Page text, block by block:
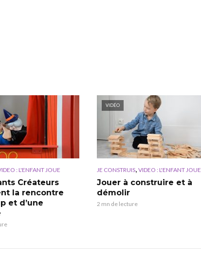
: L'ENFANT JOUE
Créateurs
la rencontre
et d’une
VIDÉO
JE CONSTRUIS, VIDEO : L'ENFANT JOUE
Jouer à construire et à
démolir
2 mn de lecture